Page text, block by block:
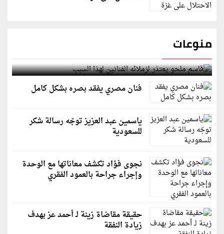
منوعات
قاسم ملحو يعتذر لزملائه الفنانين لهذا السبب
فنان مصري يفقد بصره بشكل كامل
ياسمين عبد العزيز توجّه رسالة شكر
للسعودية
نجوى فؤاد تكشف معاناتها مع الوحدة
وإجراء جراحة بالعمود الفقري
حقيقة مقاضاة زينة لـ أحمد عز بهدف
زيادة النفقة